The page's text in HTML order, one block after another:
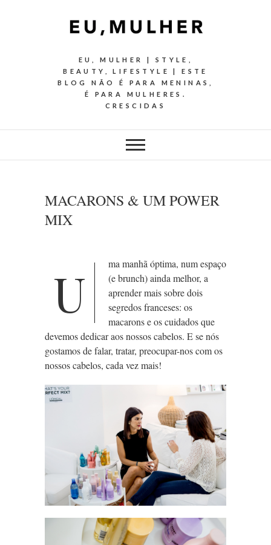
EU, MULHER | STYLE,
BEAUTY, LIFESTYLE | ESTE
BLOG NÃO É PARA MENINAS,
É PARA MULHERES.
CRESCIDAS
MACARONS & UM POWER
MIX
U
ma manhã óptima, num espaço
(e brunch) ainda melhor, a
aprender mais sobre dois
segredos franceses: os
macarons e os cuidados que
devemos dedicar aos nossos cabelos. E se nós
gostamos de falar, tratar, preocupar-nos com os
nossos cabelos, cada vez mais!